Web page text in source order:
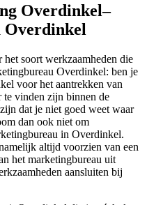
Overdinkel–
Overdinkel
soort werkzaamheden die
Overdinkel: ben je
voor het aantrekken van
vinden zijn binnen de
dat je niet goed weet waar
dan ook niet om
in Overdinkel.
altijd voorzien van een
het marketingbureau uit
aansluiten bij